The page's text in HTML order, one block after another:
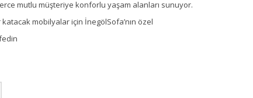
mutlu müşteriye konforlu yaşam alanları sunuyor.
mobilyalar için İnegölSofa’nın özel